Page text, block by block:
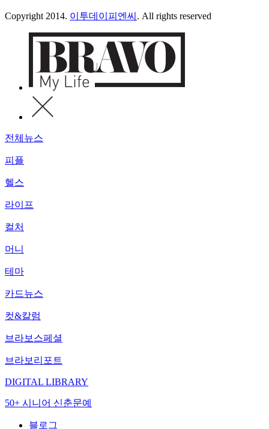
Copyright 2014. 이투데이피엔씨 . All rights reserved
전체뉴스
피플
헬스
라이프
컬처
머니
테마
카드뉴스
컷&칼럼
브라보스페셜
브라보리포트
DIGITAL LIBRARY
50+ 시니어 신춘문예
블로그